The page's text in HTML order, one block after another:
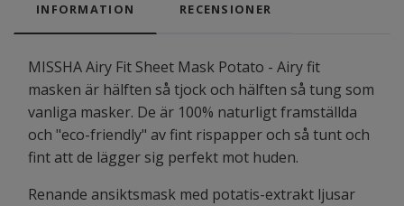
INFORMATION RECENSIONER
MISSHA Airy Fit Sheet Mask Potato - Airy fit
masken är hälften så tjock och hälften så tung som
vanliga masker. De är 100% naturligt framställda
och "eco-friendly" av fint rispapper och så tunt och
fint att de lägger sig perfekt mot huden.
Renande ansiktsmask med potatis-extrakt ljusar